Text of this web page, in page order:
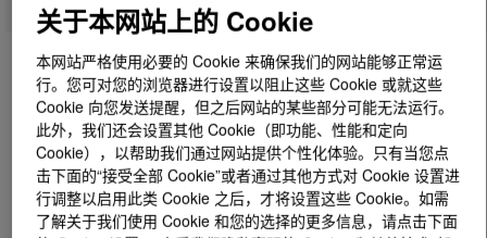
关于本网站上的 Cookie
本网站严格使用必要的 Cookie 来确保我们的网站能够正常运
行。您可对您的浏览器进行设置以阻止这些 Cookie 或就这些
Cookie 向您发送提醒，但之后网站的某些部分可能无法运行。
此外，我们还会设置其他 Cookie（即功能、性能和定向
Cookie），以帮助我们通过网站提供个性化体验。只有当您点
击下面的“接受全部 Cookie”或者通过其他方式对 Cookie 设置进
行调整以启用此类 Cookie 之后，才将设置这些 Cookie。如需
了解关于我们使用 Cookie 和您的选择的更多信息，请点击下面